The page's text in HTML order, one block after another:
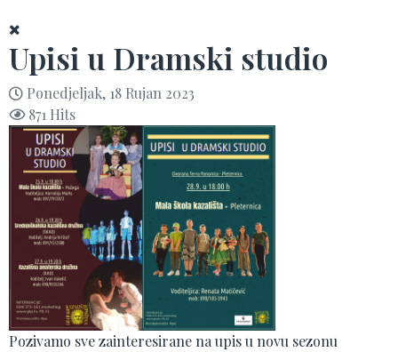
Upisi u Dramski studio
Ponedjeljak, 18 Rujan 2023
871 Hits
Pozivamo sve zainteresirane na upis u novu sezonu